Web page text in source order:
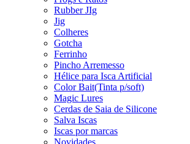
Rubber JIg
Jig
Colheres
Gotcha
Ferrinho
Pincho Arremesso
Hélice para Isca Artificial
Color Bait(Tinta p/soft)
Magic Lures
Cerdas de Saia de Silicone
Salva Iscas
Iscas por marcas
Novidades